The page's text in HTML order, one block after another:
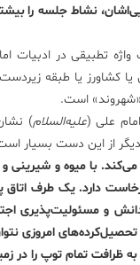
نشاط جلسه را
کشاورز یا طبقه
«شهروند» است.
علی (علیه‌السلام)
از این دست بسیار
می‌کند. با میوه و
و مسئولیت‌پذیری
امروزی
به ظرافت تمام توپ را